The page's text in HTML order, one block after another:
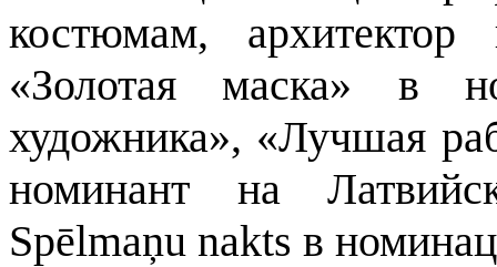
костюмам,
«Золотая маска» в
художника», «Лучшая
номинант на
Spēlmaņu nakts в